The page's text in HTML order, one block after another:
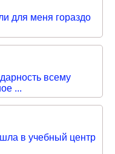
для меня гораздо
всему
...
в учебный центр